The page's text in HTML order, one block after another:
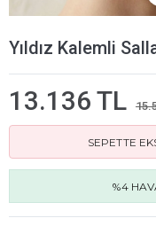
Yıldız Kalemli
13.136 TL
SEPETTE
%4